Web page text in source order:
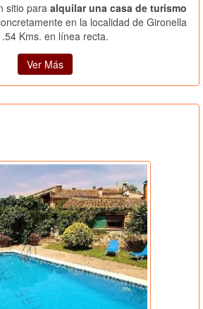
sitio para alquilar una casa de turismo
en la localidad de Gironella
Kms. en línea recta.
Ver Más